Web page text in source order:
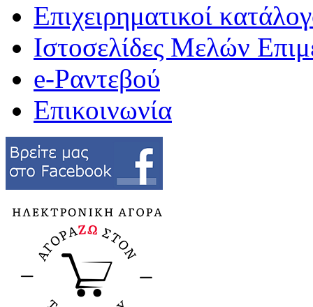
Επιχειρηματικοί
Ιστοσελίδες Μελών
e-Ραντεβού
Επικοινωνία